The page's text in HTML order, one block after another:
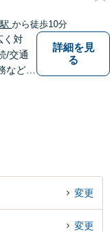
相
対応
から徒歩10分
く対
/交通
ど幅
詳細を見
る
変更
変更